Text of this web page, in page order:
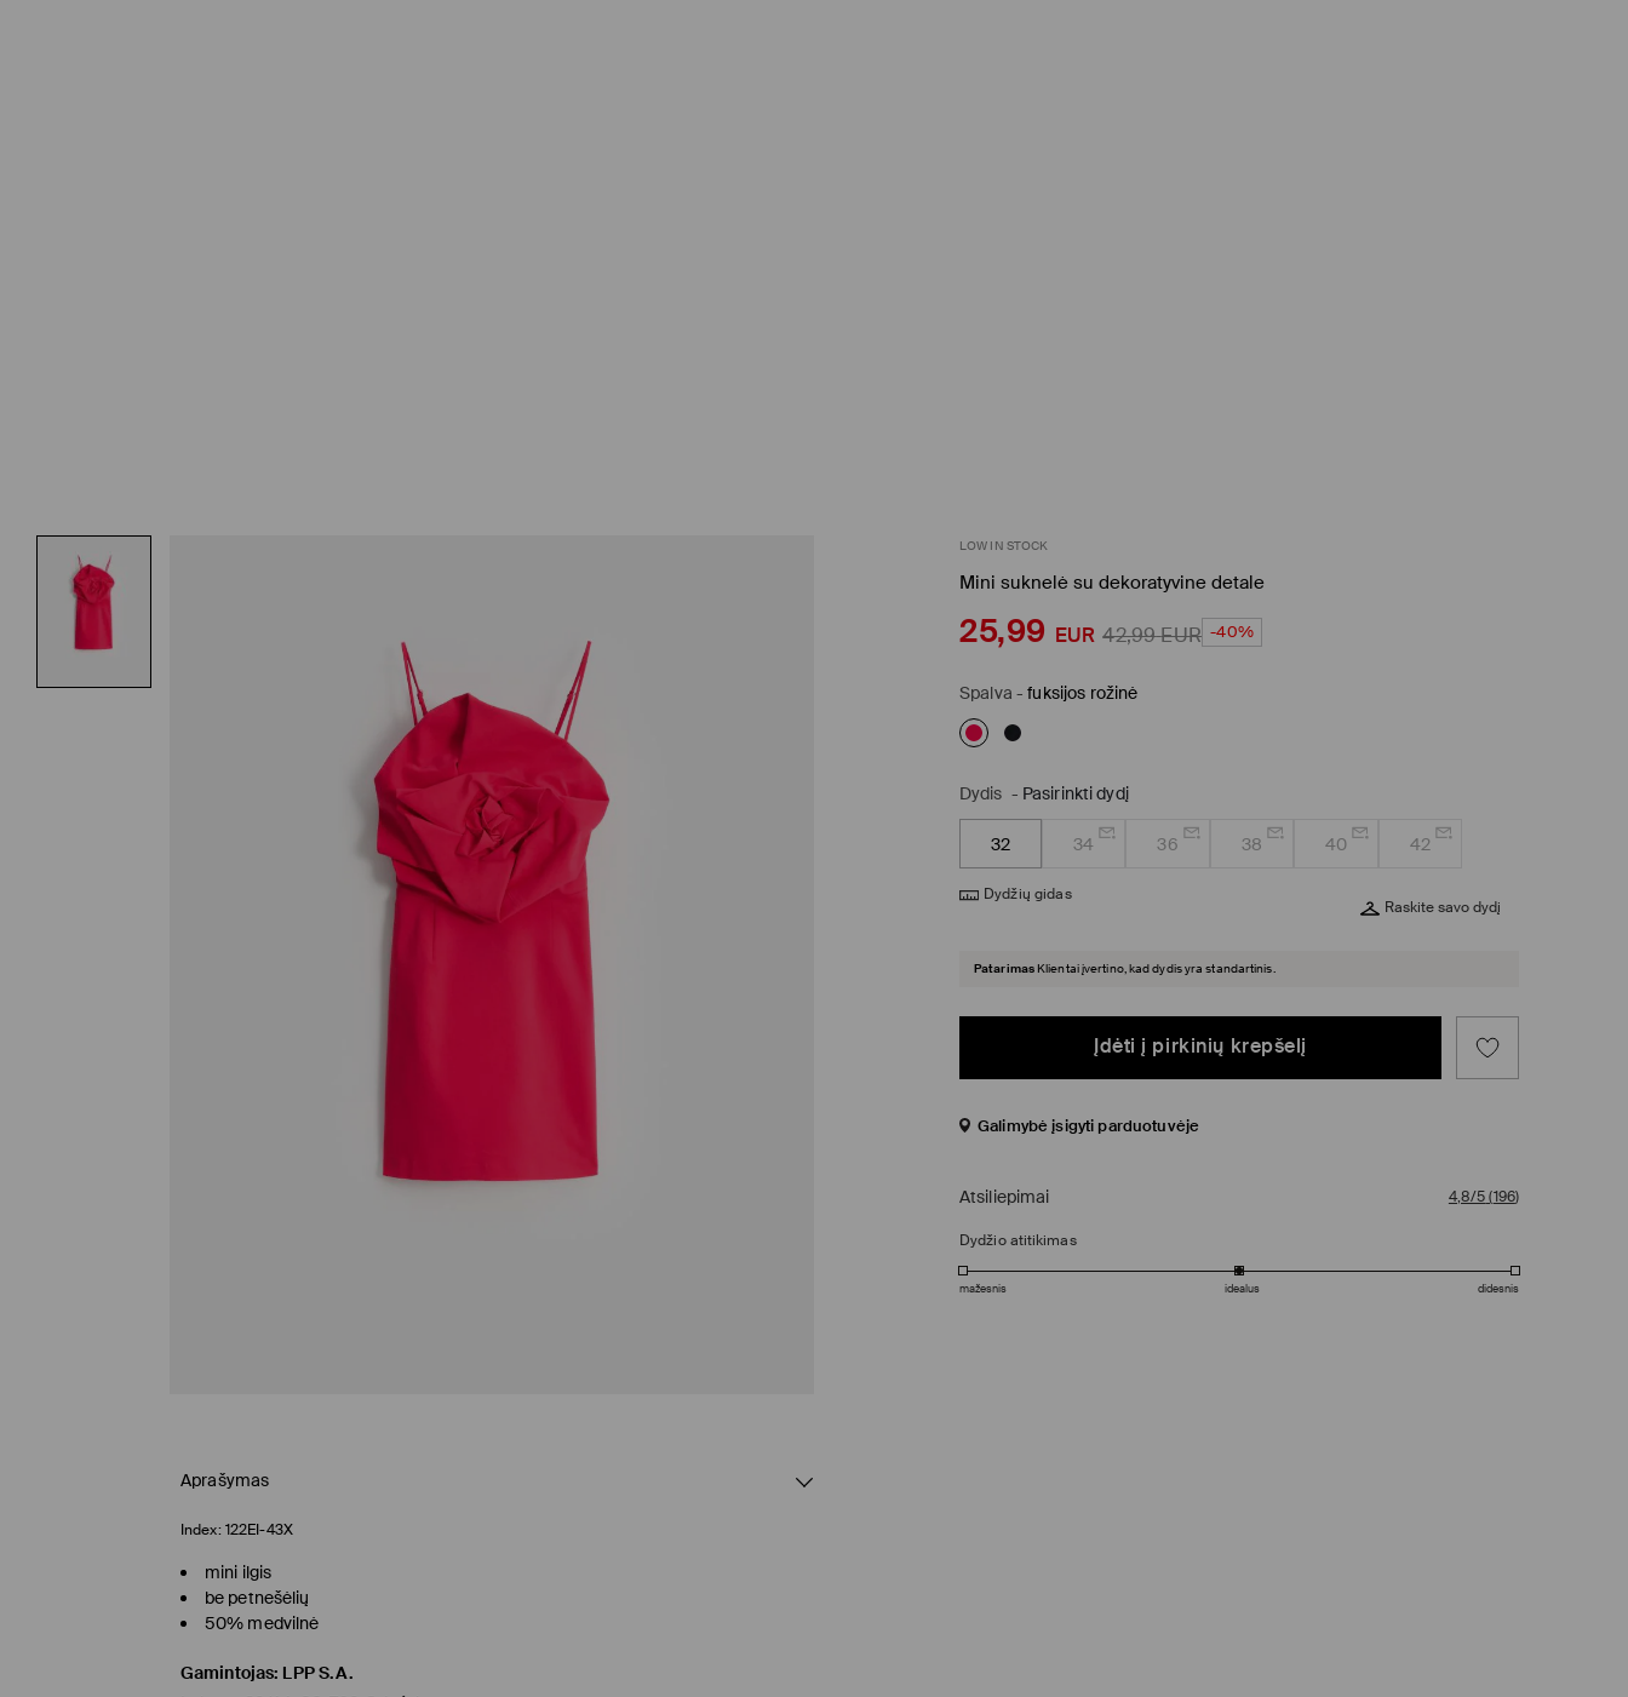
LOW IN STOCK
Mini suknelė su dekoratyvine detale
25,99 EUR 42,99EUR -40%
Spalva -fuksijos rožinė
Dydis - Pasirinkti dydį
32 34 36 38 40 42
Dydžių gidas
Raskite savo dydį
Patarimas Klientai įvertino, kad dydis yra standartinis.
Įdėti į pirkinių krepšelį
Galimybė įsigyti parduotuvėje
Atsiliepimai 4,8/5(196)
Dydžio atitikimas
mažesnis idealus didesnis
Aprašymas
Index: 122EI-43X
mini ilgis
be petnešėlių
50% medvilnė
Gamintojas: LPP S.A.